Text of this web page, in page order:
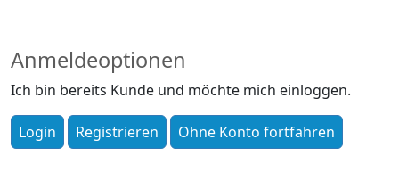
Anmeldeoptionen
Ich bin bereits Kunde und möchte mich einloggen.